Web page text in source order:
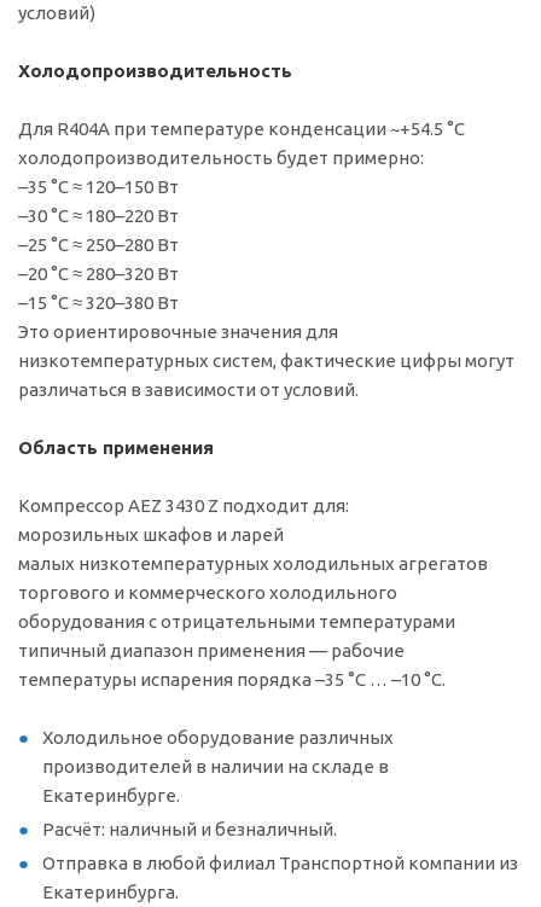
условий)
Холодопроизводительность
Для R404A при температуре конденсации ~+54.5 °C
холодопроизводительность будет примерно:
–35 °C ≈ 120–150 Вт
–30 °C ≈ 180–220 Вт
–25 °C ≈ 250–280 Вт
–20 °C ≈ 280–320 Вт
–15 °C ≈ 320–380 Вт
Это ориентировочные значения для
низкотемпературных систем, фактические цифры могут
различаться в зависимости от условий.
Область применения
Компрессор AEZ 3430 Z подходит для:
морозильных шкафов и ларей
малых низкотемпературных холодильных агрегатов
торгового и коммерческого холодильного
оборудования с отрицательными температурами
типичный диапазон применения — рабочие
температуры испарения порядка –35 °C … –10 °C.
Холодильное оборудование различных
производителей в наличии на складе в
Екатеринбурге.
Расчёт: наличный и безналичный.
Отправка в любой филиал Транспортной компании из
Екатеринбурга.